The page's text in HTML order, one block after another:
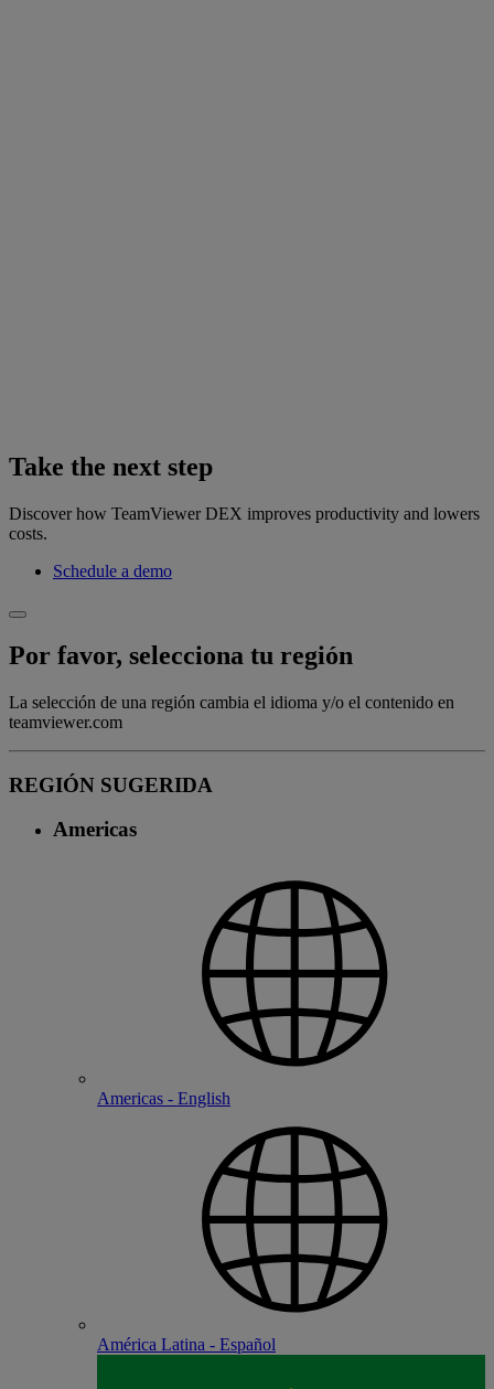
Take the next step
Discover how TeamViewer DEX improves productivity and lowers
costs.
Schedule a demo
Por favor, selecciona tu región
La selección de una región cambia el idioma y/o el contenido en
teamviewer.com
REGIÓN SUGERIDA
Americas
Americas - English
América Latina - Español